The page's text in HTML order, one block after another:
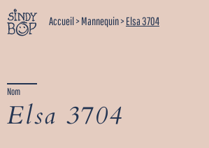
Accueil>Mannequin>Elsa 3704
Nom
Elsa 3704